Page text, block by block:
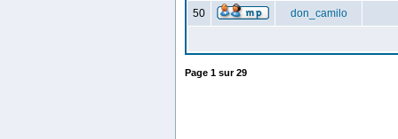
50 don_camilo
Page 1 sur29